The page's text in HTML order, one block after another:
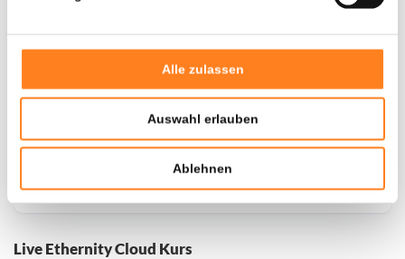
Alle zulassen
Auswahl erlauben
Ablehnen
Live Ethernity Cloud Kurs
opgehaald, probeer het later opnieuw.